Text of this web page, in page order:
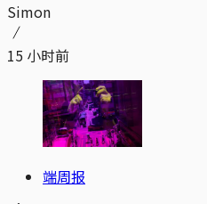
Simon
15 小时前
端周报